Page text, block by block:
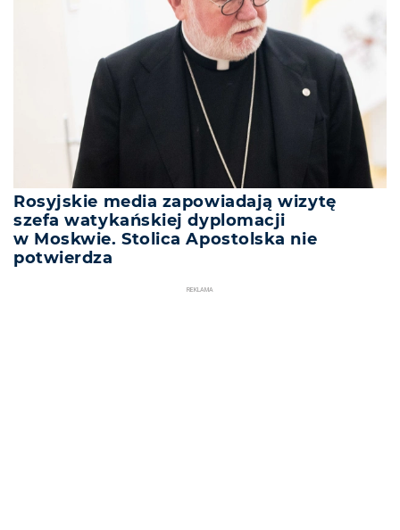
Rosyjskie media zapowiadają wizytę
szefa watykańskiej dyplomacji
w Moskwie. Stolica Apostolska nie
potwierdza
REKLAMA